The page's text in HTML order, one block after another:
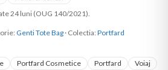
24 luni (OUG 140/2021).
Genti Tote Bag · Colectia: Portfard
Portfard Cosmetice Portfard
Voiaj